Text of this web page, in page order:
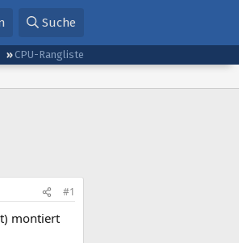
Suche
CPU-Rangliste
#1
montiert